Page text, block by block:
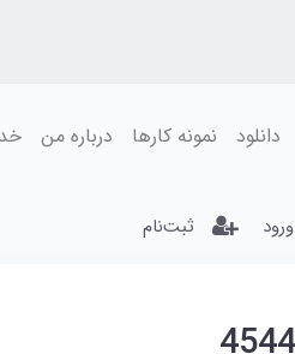
دانلود نمونه کارها درباره من
ورود ثبت‌نام